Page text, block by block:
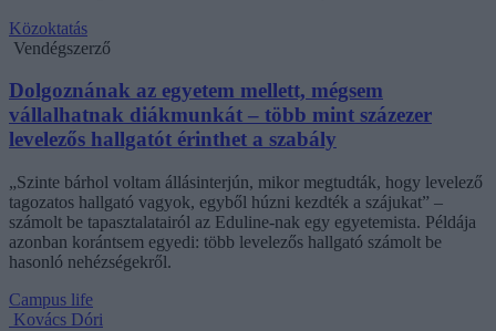
Közoktatás
Vendégszerző
Dolgoznának az egyetem mellett, mégsem
vállalhatnak diákmunkát – több mint százezer
levelezős hallgatót érinthet a szabály
„Szinte bárhol voltam állásinterjún, mikor megtudták, hogy levelező
tagozatos hallgató vagyok, egyből húzni kezdték a szájukat” –
számolt be tapasztalatairól az Eduline-nak egy egyetemista. Példája
azonban korántsem egyedi: több levelezős hallgató számolt be
hasonló nehézségekről.
Campus life
Kovács Dóri